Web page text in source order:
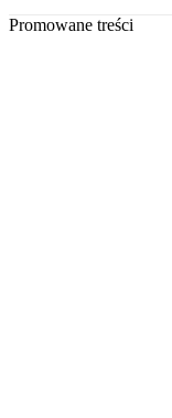
Promowane treści